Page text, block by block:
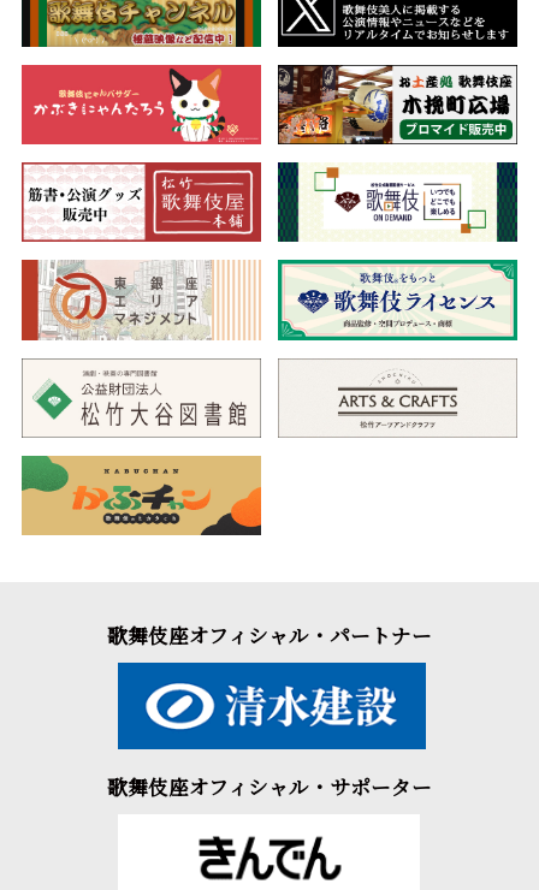
歌舞伎座オフィシャル・パートナー
歌舞伎座オフィシャル・サポーター